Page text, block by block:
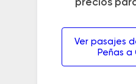
precios
Ver pasajes
Peñas